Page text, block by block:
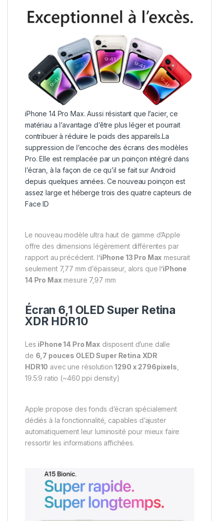
iPhone 14 Pro Max. Aussi résistant que l’acier, ce
matériau a l’avantage d’être plus léger et pourrait
contribuer à réduire le poids des appareils.La
suppression de l’encoche des écrans des modèles
Pro. Elle est remplacée par un poinçon intégré dans
l’écran, à la façon de ce qu’il se fait sur Android
depuis quelques années. Ce nouveau poinçon est
assez large et héberge trois des quatre capteurs de
Face ID
Le nouveau modèle ultra haut de gamme d’Apple
offre des dimensions légèrement différentes par
rapport au précédent. l’iPhone 13 Pro Max mesurait
seulement 7,77 mm d’épaisseur, alors que l’iPhone
14 Pro Max mesure 7,97 mm
Écran 6,1 OLED Super Retina
XDR HDR10
Les iPhone 14 Pro Max disposent d’une dalle
de 6,7 pouces OLED Super Retina XDR
HDR10 avec une résolution1290 x 2796pixels,
19.5:9 ratio (~460 ppi density)
Apple propose des fonds d’écran spécialement
dédiés à la fonctionnalité, capables d’ajuster
automatiquement leur luminosité pour mieux faire
ressortir les informations affichées.